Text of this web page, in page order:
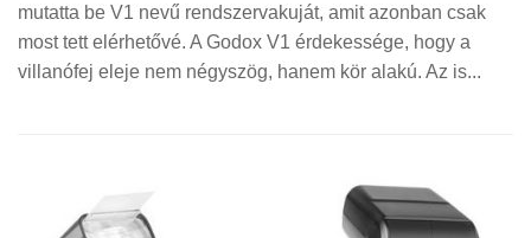
mutatta be V1 nevű rendszervakuját, amit azonban csak
most tett elérhetővé. A Godox V1 érdekessége, hogy a
villanófej eleje nem négyszög, hanem kör alakú. Az is...